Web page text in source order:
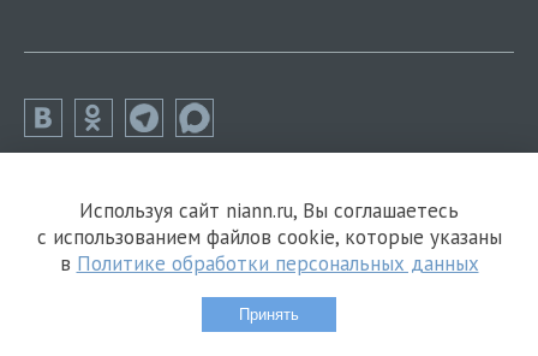
Используя сайт niann.ru, Вы соглашаетесь
с использованием файлов cookie, которые указаны
в Политике обработки персональных данных
Принять